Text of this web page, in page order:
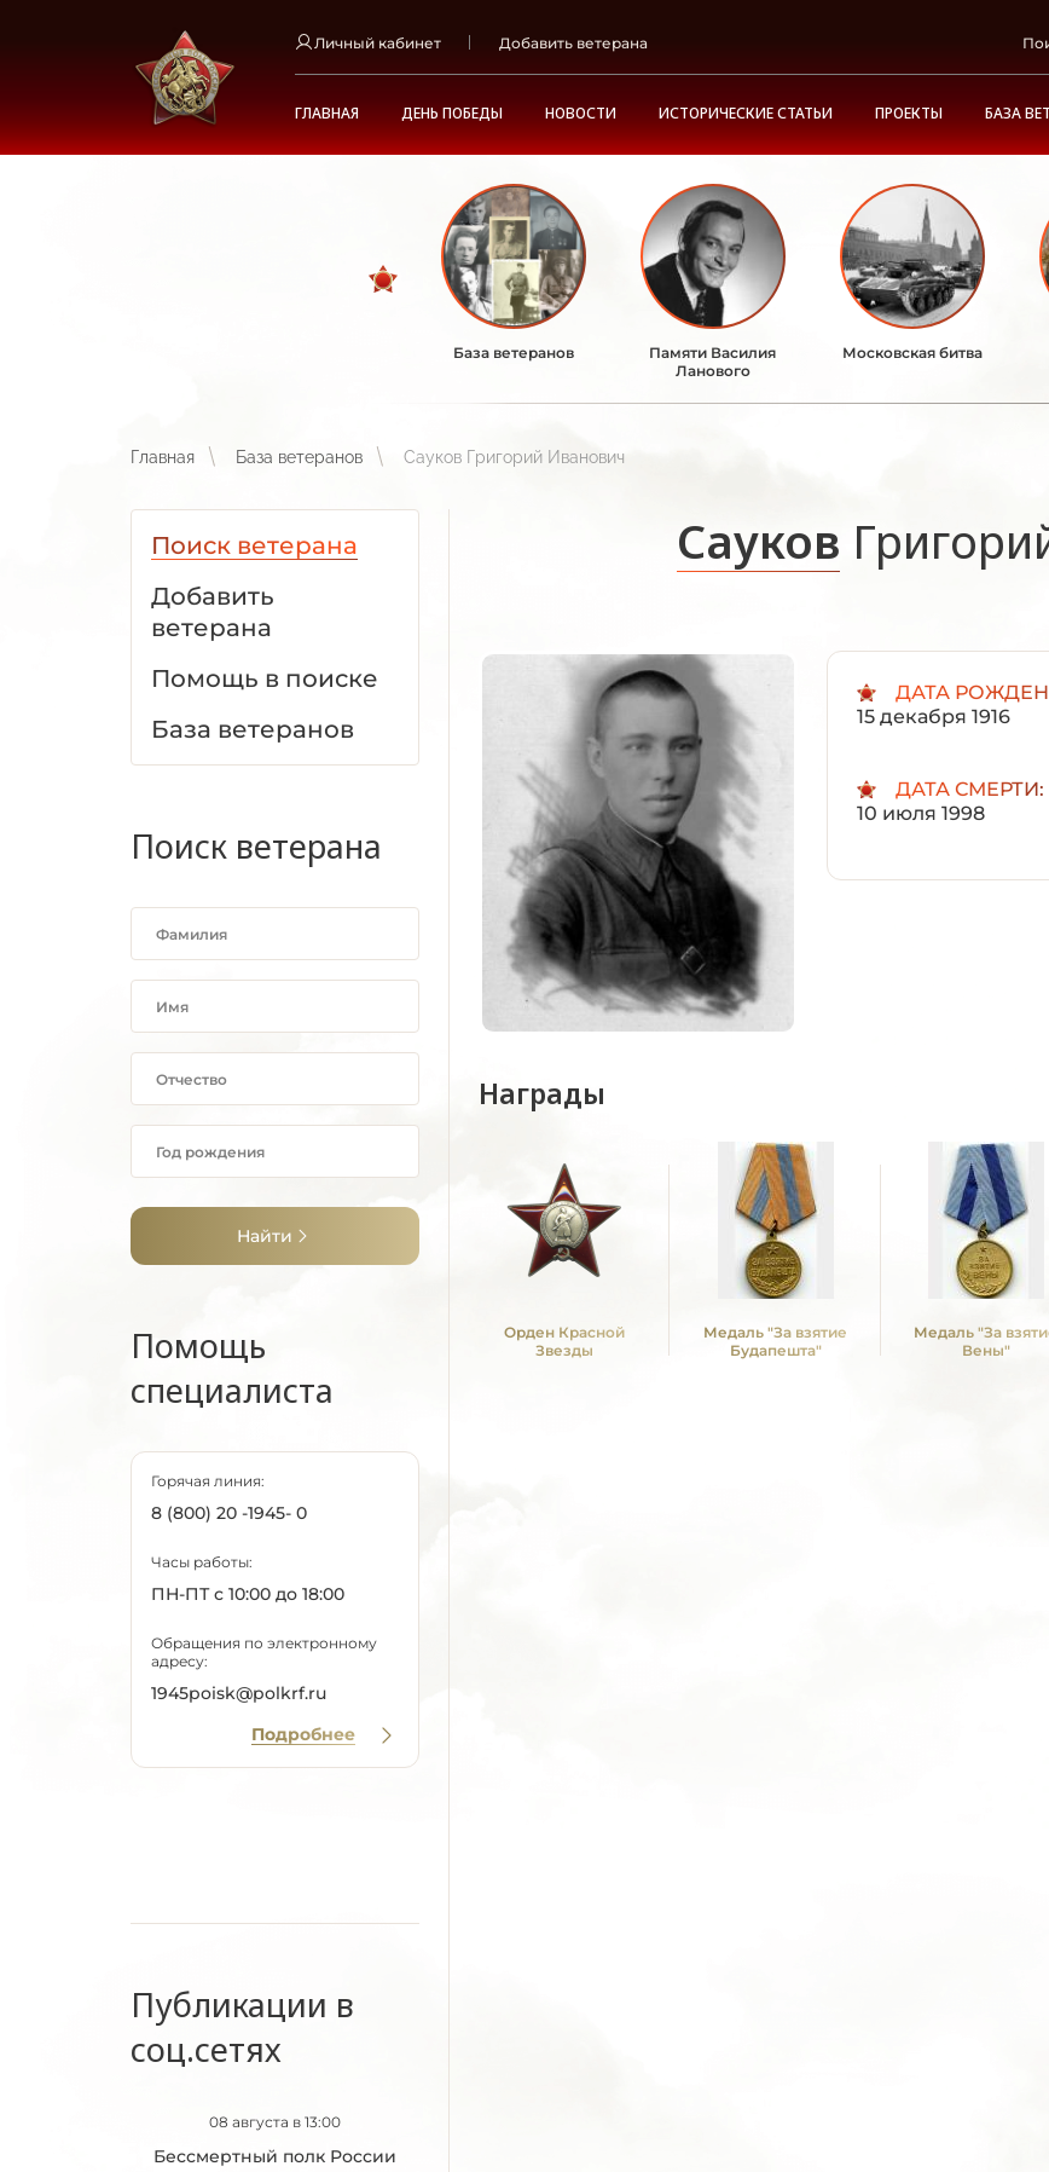
Личный кабинет Добавить ветерана
ГЛАВНАЯ ДЕНЬ ПОБЕДЫ НОВОСТИ ИСТОРИЧЕСКИЕ СТАТЬИ ПРОЕКТЫ БАЗА
База ветеранов
Памяти Василия
Ланового
Московская битва
Главная База ветеранов Сауков Григорий Иванович
Поиск ветерана
Добавить
ветерана
Помощь в поиске
База ветеранов
Поиск ветерана
Найти
Помощь
специалиста
Горячая линия:
8 (800) 20 -1945- 0
Часы работы:
ПН-ПТ с 10:00 до 18:00
Обращения по электронному
адресу:
1945poisk@polkrf.ru
Подробнее
Публикации в
соц.сетях
08 августа в 13:00
Бессмертный полк России
Сауков
ДАТА
15 декабря 1916
ДАТА СМЕРТИ:
10 июля 1998
Награды
Орден Красной
Звезды
Медаль "За взятие
Будапешта"
Медаль "За
Вены"